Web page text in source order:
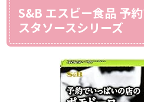
S&B エスビー食品 予
スタソースシリーズ